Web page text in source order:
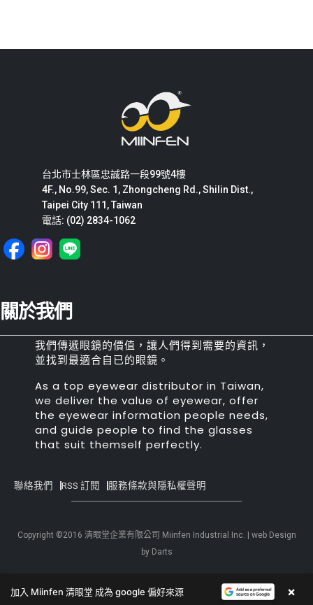
台北市士林區忠誠路一段99號4樓
4F., No.99, Sec. 1, Zhongcheng Rd., Shilin Dist.,
Taipei City 111, Taiwan
電話: (02) 2834-1062
關於我們
我們傳遞眼鏡的價值，讓人們得到需要的資訊，
並找到最適合自已的眼鏡。
As a top eyewear distributor in Taiwan,
we deliver the value of eyewear, offer
the eyewear information people needs,
and guide people to find the glasses
that suit themself perfectly.
聯絡我們 RSS 訂閱 服務條款與隱私權聲明
Copyright ©2016 清眼堂企業有限公司 Miinfen Industrial Inc. | web Design
by Darts
加入 Miinfen 清眼堂 成為 google 偏好來源 ×